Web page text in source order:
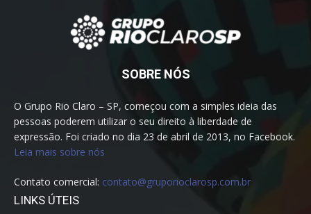
SOBRE NÓS
O Grupo Rio Claro – SP, começou com a simples ideia das
pessoas poderem utilizar o seu direito à liberdade de
expressão. Foi criado no dia 23 de abril de 2013, no Facebook.
Leia mais sobre nós
Contato comercial: contato@gruporioclarosp.com.br
LINKS ÚTEIS